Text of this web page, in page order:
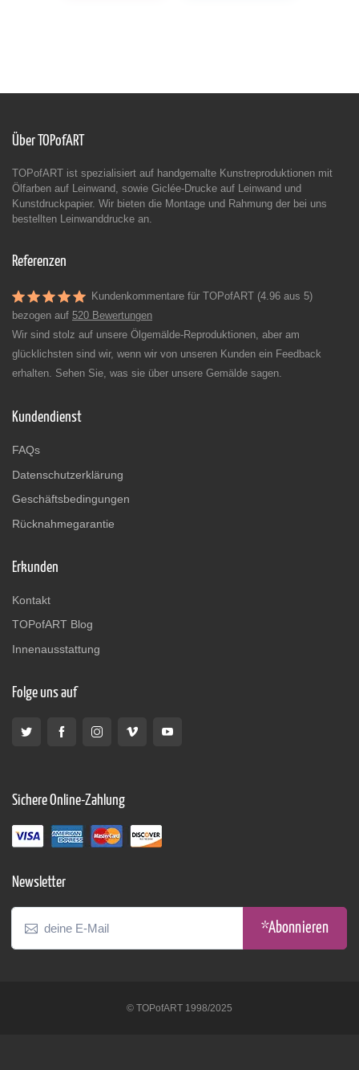
Über TOPofART
TOPofART ist spezialisiert auf handgemalte Kunstreproduktionen mit
Ölfarben auf Leinwand, sowie Giclée-Drucke auf Leinwand und
Kunstdruckpapier. Wir bieten die Montage und Rahmung der bei uns
bestellten Leinwanddrucke an.
Referenzen
Kundenkommentare für TOPofART (4.96 aus 5)
bezogen auf 520 Bewertungen
Wir sind stolz auf unsere Ölgemälde-Reproduktionen, aber am
glücklichsten sind wir, wenn wir von unseren Kunden ein Feedback
erhalten. Sehen Sie, was sie über unsere Gemälde sagen.
Kundendienst
FAQs
Datenschutzerklärung
Geschäftsbedingungen
Rücknahmegarantie
Erkunden
Kontakt
TOPofART Blog
Innenausstattung
Folge uns auf
Sichere Online-Zahlung
Newsletter
*Abonnieren
© TOPofART 1998/2025